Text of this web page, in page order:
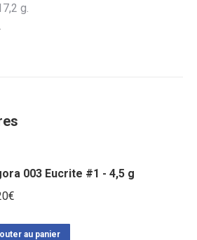
g.
003 Eucrite #1 - 4,5 g
€
au panier